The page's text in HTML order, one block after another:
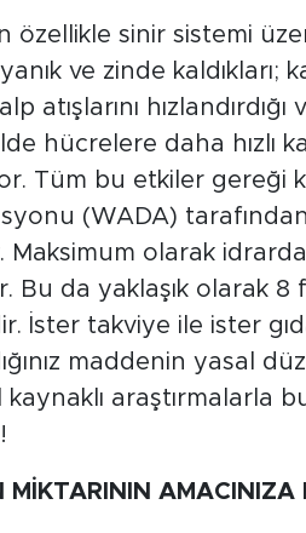
özellikle sinir sistemi
ve zinde
atışlarını
hücrelere daha hızlı
Tüm bu etkiler gereği
(WADA)
Maksimum olarak
Bu da yaklaşık olarak
İster takviye ile ister
maddenin yasal
kaynaklı araştırmalarla
MİKTARININ AMACINIZA